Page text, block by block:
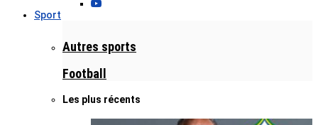
Sport
Autres sports
Football
Les plus récents